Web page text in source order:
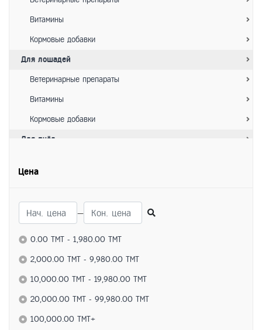
Витамины
Кормовые добавки
Для лошадей
Ветеринарные препараты
Витамины
Кормовые добавки
Для пчёл
Для домашних животных
Ветеринарные препараты
Витамины
Кормовые добавки
Для грызунов
Витамины
Цена
—
0.00 TMT - 1,980.00 TMT
2,000.00 TMT - 9,980.00 TMT
10,000.00 TMT - 19,980.00 TMT
20,000.00 TMT - 99,980.00 TMT
100,000.00 TMT+